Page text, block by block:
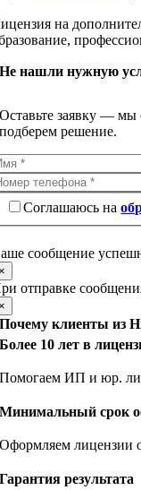
на
Не нашли нужную
Оставьте заявку — мы
подберем решение.
Соглашаюсь на
сообщение
отправке
Почему клиенты из
Более 10 лет в
Помогаем ИП и юр.
Минимальный срок
Оформляем лицензии
Гарантия результата